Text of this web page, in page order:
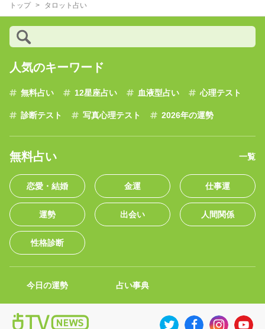
トップ タロット占い
人気のキーワード
無料占い 12星座占い 血液型占い 心理テスト
診断テスト 写真心理テスト 2026年の運勢
無料占い 一覧
恋愛・結婚 金運 仕事運
運勢 出会い 人間関係
性格診断
今日の運勢 占い事典